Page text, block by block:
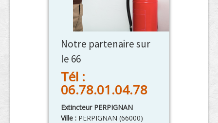
Notre partenaire sur
le 66
Tél :
06.78.01.04.78
Extincteur PERPIGNAN
Ville : PERPIGNAN (66000)